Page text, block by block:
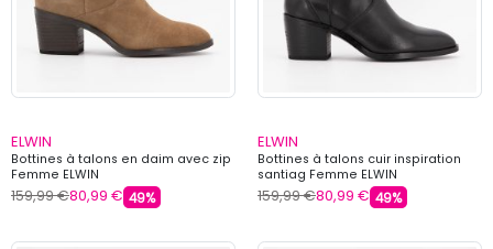
ELWIN
Bottines à talons en daim avec zip
Femme ELWIN
159,99 €80,99 € 49%
ELWIN
Bottines à talons cuir inspiration
santiag Femme ELWIN
159,99 €80,99 € 49%